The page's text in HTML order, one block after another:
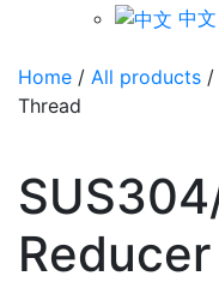
中文
Home / All products /
Thread